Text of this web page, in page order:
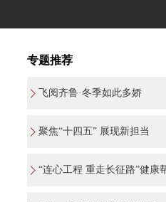
专题推荐
飞阅齐鲁·冬季如此多娇
聚焦“十四五” 展现新担当
“连心工程 重走长征路”健康